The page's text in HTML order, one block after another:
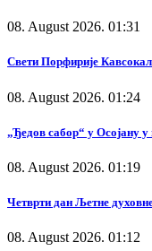
08. August 2026. 01:31
Свети Порфирије
08. August 2026. 01:24
„Ђедов сабор“ у Осојану у
08. August 2026. 01:19
Четврти дан Љетне
08. August 2026. 01:12